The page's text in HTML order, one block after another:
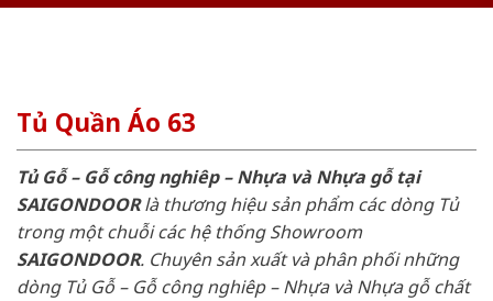
Tủ Quần Áo 63
Tủ Gỗ – Gỗ công nghiêp – Nhựa và Nhựa gỗ tại
SAIGONDOORlà thương hiệu sản phẩm các dòng Tủ
trong một chuỗi các hệ thống Showroom
SAIGONDOOR. Chuyên sản xuất và phân phối những
dòng Tủ Gỗ – Gỗ công nghiêp – Nhựa và Nhựa gỗ chất